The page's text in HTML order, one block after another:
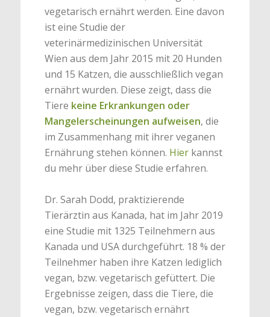
vegetarisch ernährt werden. Eine davon
ist eine Studie der
veterinärmedizinischen Universität
Wien aus dem Jahr 2015 mit 20 Hunden
und 15 Katzen, die ausschließlich vegan
ernährt wurden. Diese zeigt, dass die
Tiere keine Erkrankungen oder
Mangelerscheinungen aufweisen, die
im Zusammenhang mit ihrer veganen
Ernährung stehen können. Hierkannst
du mehr über diese Studie erfahren.
Dr. Sarah Dodd, praktizierende
Tierärztin aus Kanada, hat im Jahr 2019
eine Studie mit 1325 Teilnehmern aus
Kanada und USA durchgeführt. 18 % der
Teilnehmer haben ihre Katzen lediglich
vegan, bzw. vegetarisch gefüttert. Die
Ergebnisse zeigen, dass die Tiere, die
vegan, bzw. vegetarisch ernährt